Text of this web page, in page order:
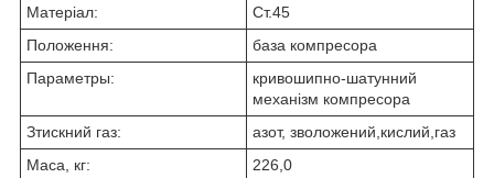
Матеріал:
Ст.45
Положення:
база компресора
Параметры:
кривошипно-шатунний
механізм компресора
Зтискний газ:
азот, зволожений,кислий,газ
Маса, кг:
226,0